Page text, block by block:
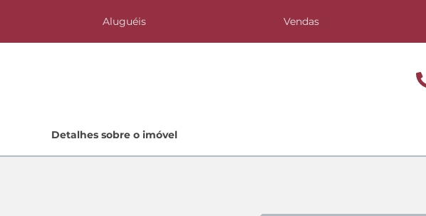
Aluguéis Vendas
Lançamentos
Detalhes sobre o imóvel